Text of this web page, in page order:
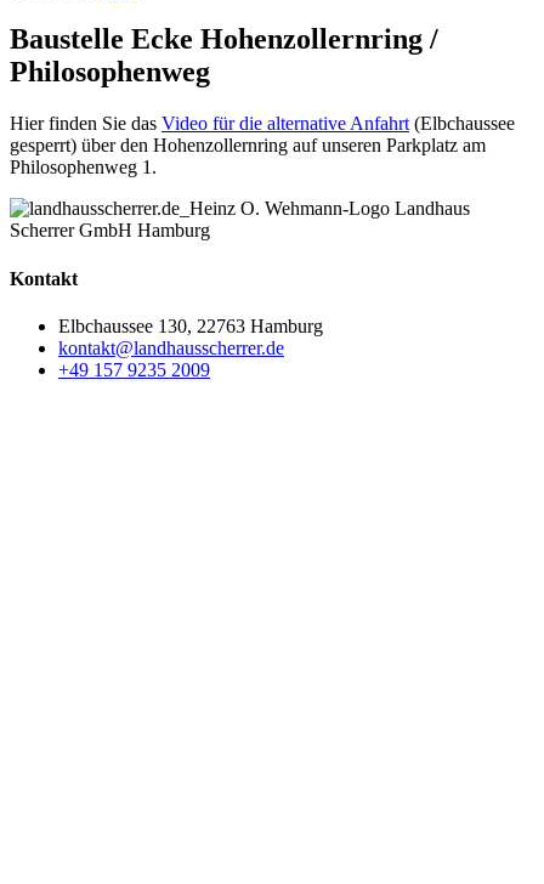
Baustelle Ecke Hohenzollernring /
Philosophenweg
Hier finden Sie das Video für die alternative Anfahrt (Elbchaussee
gesperrt) über den Hohenzollernring auf unseren Parkplatz am
Philosophenweg 1.
Kontakt
Elbchaussee 130, 22763 Hamburg
kontakt@landhausscherrer.de
+49 157 9235 2009